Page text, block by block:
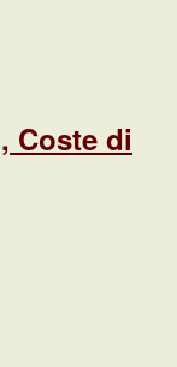
Coste di